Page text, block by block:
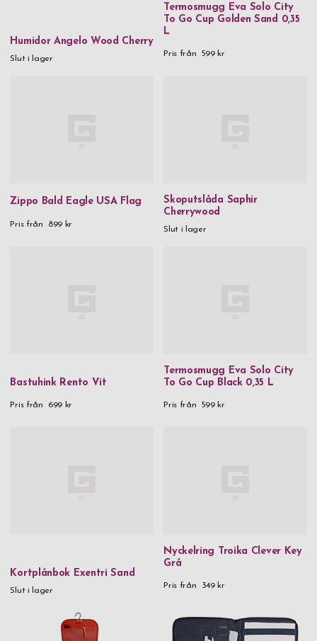
Humidor Angelo Wood Cherry
Slut i lager
Termosmugg Eva Solo City
To Go Cup Golden Sand 0,35
L
Pris från 599 kr
Zippo Bald Eagle USA Flag
Pris från 899 kr
Skoputslåda Saphir
Cherrywood
Slut i lager
Bastuhink Rento Vit
Pris från 699 kr
Termosmugg Eva Solo City
To Go Cup Black 0,35 L
Pris från 599 kr
Kortplånbok Exentri Sand
Slut i lager
Nyckelring Troika Clever Key
Grå
Pris från 349 kr